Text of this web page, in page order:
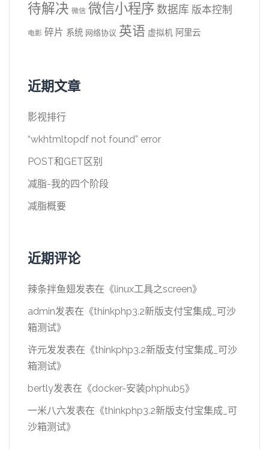
待解决 微信 微信小程序 数据库 版本控制
电影 碎片 系统 网络协议 英语 虚拟机 阿里云
近期文章
影视排行
“wkhtmltopdf not found” error
POST和GET区别
减脂-我的四个阶段
减脂概要
近期评论
辣条拌鱼翅发表在《linux工具之screen》
admin发表在《thinkphp3.2新版支付宝集成_可沙
箱测试》
许元发发表在《thinkphp3.2新版支付宝集成_可沙
箱测试》
bertly发表在《docker-安装phphub5》
一米八六发表在《thinkphp3.2新版支付宝集成_可
沙箱测试》